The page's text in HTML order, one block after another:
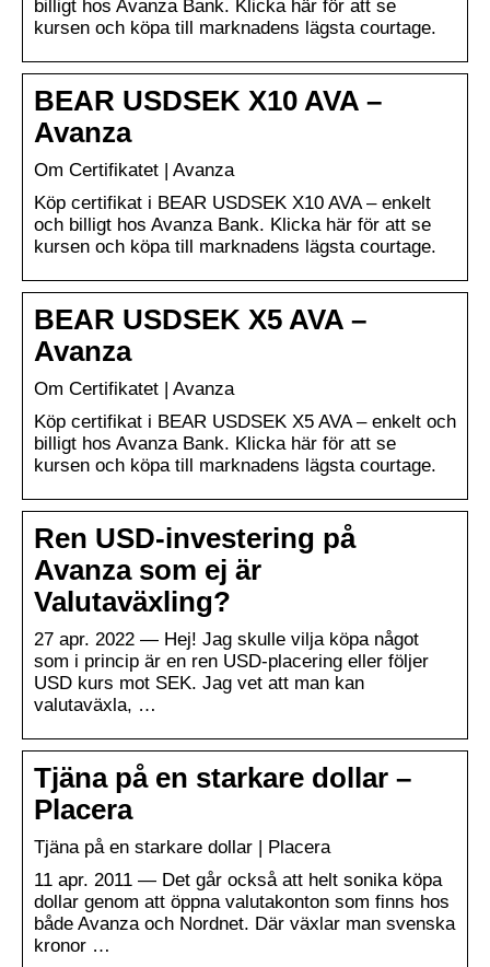
billigt hos Avanza Bank. Klicka här för att se
kursen och köpa till marknadens lägsta courtage.
BEAR USDSEK X10 AVA –
Avanza
Om Certifikatet | Avanza
Köp certifikat i BEAR USDSEK X10 AVA – enkelt
och billigt hos Avanza Bank. Klicka här för att se
kursen och köpa till marknadens lägsta courtage.
BEAR USDSEK X5 AVA –
Avanza
Om Certifikatet | Avanza
Köp certifikat i BEAR USDSEK X5 AVA – enkelt och
billigt hos Avanza Bank. Klicka här för att se
kursen och köpa till marknadens lägsta courtage.
Ren USD-investering på
Avanza som ej är
Valutaväxling?
27 apr. 2022 — Hej! Jag skulle vilja köpa något
som i princip är en ren USD-placering eller följer
USD kurs mot SEK. Jag vet att man kan
valutaväxla, …
Tjäna på en starkare dollar –
Placera
Tjäna på en starkare dollar | Placera
11 apr. 2011 — Det går också att helt sonika köpa
dollar genom att öppna valutakonton som finns hos
både Avanza och Nordnet. Där växlar man svenska
kronor …